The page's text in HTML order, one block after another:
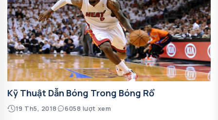
Kỹ Thuật Dẫn Bóng Trong Bóng Rổ
19 Th5, 2018 6058 lượt xem